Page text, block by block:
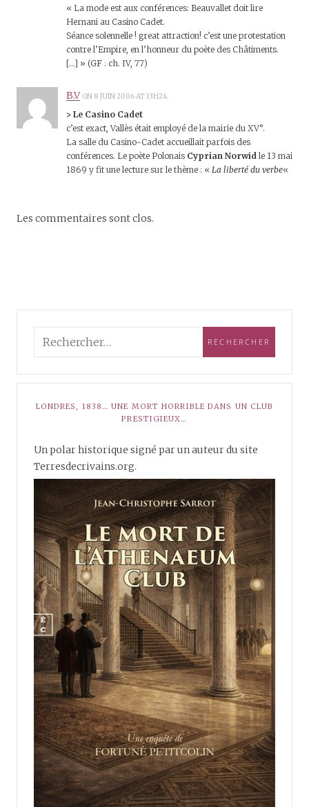
« La mode est aux conférences: Beauvallet doit lire
Hernani au Casino Cadet.
Séance solennelle ! great attraction! c’est une protestation
contre l’Empire, en l’honneur du poète des Châtiments.
[…] » (GF : ch. IV, 77)
B.V ON 8 JUIN 2006 AT 13H24
> Le Casino Cadet
c’est exact, Vallès était employé de la mairie du XV°.
La salle du Casino-Cadet accueillait parfois des
conférences. Le poète Polonais Cyprian Norwid le 13 mai
1869 y fit une lecture sur le thème : « La liberté du verbe«
Les commentaires sont clos.
LONDRES, 1838… UNE MORT HORRIBLE DANS UN CLUB
PRESTIGIEUX…
Un polar historique signé par un auteur du site
Terresdecrivains.org.